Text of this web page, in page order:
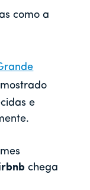
como a
e
chega